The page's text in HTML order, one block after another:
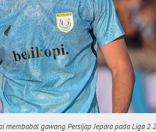
membobol gawang Persijap Jepara pada Liga 2